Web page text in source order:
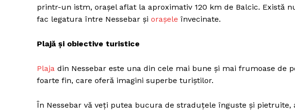
printr-un istm, oraşel aflat la aproximativ 120 km de Balcic. Există
fac legatura între Nessebar şi oraşele învecinate.
Plajă şi obiective turistice
Plaja din Nessebar este una din cele mai bune şi mai frumoase de
foarte fin, care oferă imagini superbe turiştilor.
Ȋn Nessebar vă veţi putea bucura de straduţele înguste şi